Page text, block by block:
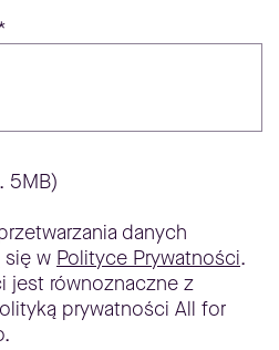
5MB)
danych
w Polityce Prywatności.
jest równoznaczne z
prywatności All for